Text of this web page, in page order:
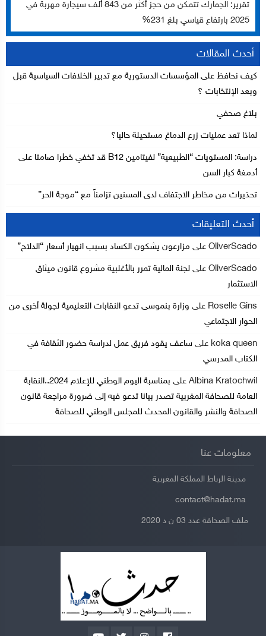
تقرير: الجمارك تتمكن من حجز أكثر من 843 ألف سيجارة مهربة في
2025 بارتفاع قياسي بلغ 231%
أحدث المقالات
كيف نحافظ على المؤسسات الدستورية مع تدبير الخلافات السياسية قبل
وبعد الإنتخابات ؟
بلاغ صحفي
لماذا تعد عمليات زرع الدماغ مستحيلة حاليا؟
دراسة: المستويات “الطبيعية” لفيتامين B12 قد تخفي خطرا صامتا على
أدمغة كبار السن
تحذيرات من مخاطر الاجتفاف لدى المسنين تزامناً مع “موجة الحر”
أحدث التعليقات
OliverScado على مزارعون يشكون الكساد بسبب انهيار أسعار “الدلاح”
OliverScado على لجنة المالية تمرر بالأغلبية مشروع قانون ميثاق
الاستثمار
Roselle Gins على وزارة بنموسى تدعو النقابات التعليمية لجولة أخرى من
الحوار الاجتماعي
koka queen على ساعف يقود فريق عمل لدراسة حضور الثقافة في
الكتاب المدرسي
Albina Kratochwil على
بمناسبة اليوم الوطني للإعلام 2024..النقابة
العامة للصحافة المغربية تصدر بيانا تدعو فيه إلى ضرورة مراجعة قانون
الصحافة والنشر والقانون المحدث للمجلس الوطني للصحافة
معلومات عنا
مدينة الرباط المملكة المغربية
ملف الصحافة عدد 03 ن د 2020